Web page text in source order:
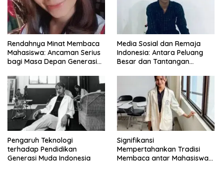
Rendahnya Minat Membaca
Mahasiswa: Ancaman Serius
bagi Masa Depan Generasi
Media Sosial dan Remaja
Indonesia: Antara Peluang
Besar dan Tantangan
Pengaruh Teknologi
terhadap Pendidikan
Generasi Muda Indonesia
Signifikansi
Mempertahankan Tradisi
Membaca antar Mahasiswa